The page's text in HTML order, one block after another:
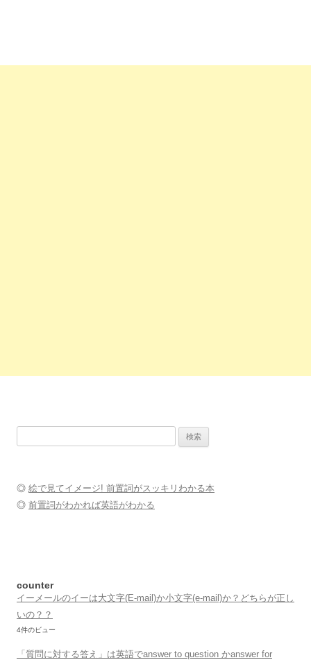
◎ 絵で見てイメージ! 前置詞がスッキリわかる本
◎ 前置詞がわかれば英語がわかる
counter
イーメールのイーは大文字(E-mail)か小文字(e-mail)か？どちらが正し
いの？？
4件のビュー
「質問に対する答え」は英語でanswer to question かanswer for